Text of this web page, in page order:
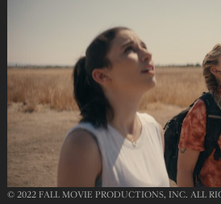
© 2022 FALL MOVIE PRODUCTIONS, INC. ALL